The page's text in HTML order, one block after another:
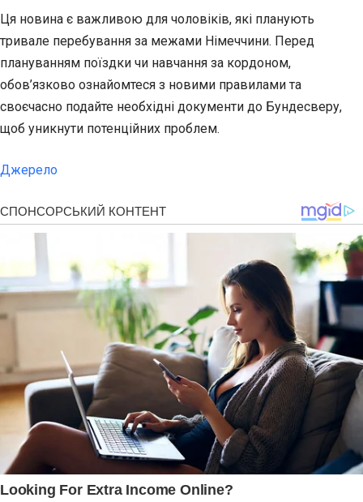
Ця новина є важливою для чоловіків, які планують
тривале перебування за межами Німеччини. Перед
плануванням поїздки чи навчання за кордоном,
обов’язково ознайомтеся з новими правилами та
своєчасно подайте необхідні документи до Бундесверу,
щоб уникнути потенційних проблем.
Джерело